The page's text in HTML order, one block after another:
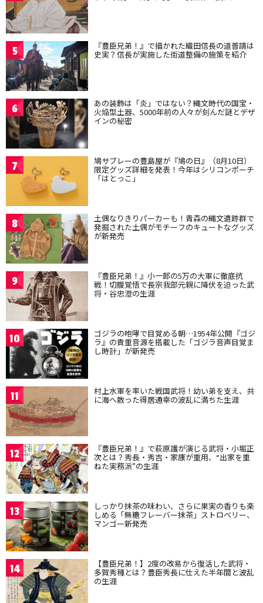
5 『豊臣兄弟！』で描かれた織田信長の道普請は
史実？信長が実施した街道整備の施策を紹介
6 あの装飾は「炎」ではない？縄文時代の国宝・
火焔型土器、5000年前の人々が刻んだ謎とデザ
インの秘密
7 鳩サブレーの豊島屋が『鳩の日』（8月10日）
限定グッズ詳細を発表！今年はシリコンポーチ
「はとっこ」
8 土偶なりきりパーカーも！青森の縄文遺跡群で
発掘された土偶がモチーフのキュートなグッズ
が新発売
9 『豊臣兄弟！』小一郎の5万の大軍に徹底抗
戦！切腹覚悟で長宗我部元親に降伏を迫った武
将・谷忠澄の生涯
10 ゴジラの咆哮で目覚める朝…1954年公開『ゴジ
ラ』の貴重音源を搭載した「ゴジラ音声目覚ま
し時計」が新発売
11 村上水軍を率いた戦国武将！幼い弟を支え、共
に海へ散った得居通幸の波乱に満ちた生涯
12 『豊臣兄弟！』で萩原護が演じる武将・小堀正
次とは？秀長・秀吉・家康が重用、“出家を重
ねた実務派”の生涯
13 しっかり抹茶の味わい、さらに果実の香りも楽
しめる「無糖フレーバー抹茶」ストロベリー、
マンゴー新発売
14 【豊臣兄弟！】2度の改易から復活した武将・
多賀秀種とは？豊臣秀長に仕えた半年間と波乱
の生涯